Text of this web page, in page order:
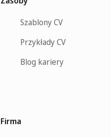
Szablony CV
Przykłady CV
Blog kariery
Firma